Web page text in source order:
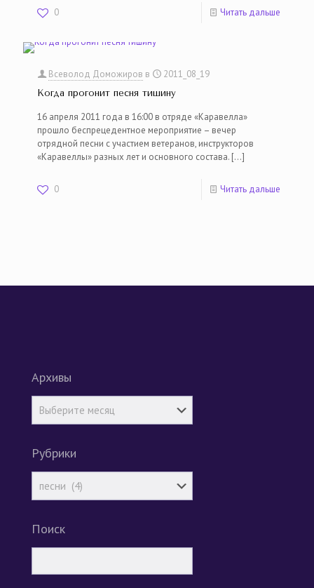
0 Читать дальше
Всеволод Доможиров в 2011_08_19
Когда прогонит песня тишину
16 апреля 2011 года в 16:00 в отряде «Каравелла»
прошло беспрецедентное мероприятие – вечер
отрядной песни с участием ветеранов, инструкторов
«Каравеллы» разных лет и основного состава. […]
0 Читать дальше
Архивы
Рубрики
Поиск